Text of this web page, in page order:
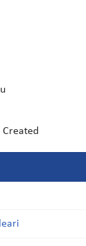
Created